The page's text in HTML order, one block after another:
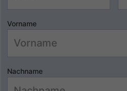
Vorname
Nachname